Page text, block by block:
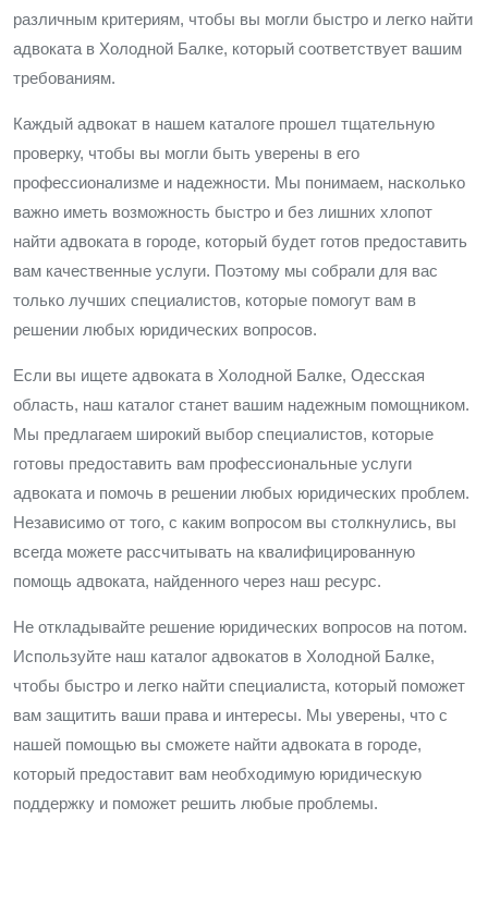
различным критериям, чтобы вы могли быстро и легко найти
адвоката в Холодной Балке, который соответствует вашим
требованиям.
Каждый адвокат в нашем каталоге прошел тщательную
проверку, чтобы вы могли быть уверены в его
профессионализме и надежности. Мы понимаем, насколько
важно иметь возможность быстро и без лишних хлопот
найти адвоката в городе, который будет готов предоставить
вам качественные услуги. Поэтому мы собрали для вас
только лучших специалистов, которые помогут вам в
решении любых юридических вопросов.
Если вы ищете адвоката в Холодной Балке, Одесская
область, наш каталог станет вашим надежным помощником.
Мы предлагаем широкий выбор специалистов, которые
готовы предоставить вам профессиональные услуги
адвоката и помочь в решении любых юридических проблем.
Независимо от того, с каким вопросом вы столкнулись, вы
всегда можете рассчитывать на квалифицированную
помощь адвоката, найденного через наш ресурс.
Не откладывайте решение юридических вопросов на потом.
Используйте наш каталог адвокатов в Холодной Балке,
чтобы быстро и легко найти специалиста, который поможет
вам защитить ваши права и интересы. Мы уверены, что с
нашей помощью вы сможете найти адвоката в городе,
который предоставит вам необходимую юридическую
поддержку и поможет решить любые проблемы.